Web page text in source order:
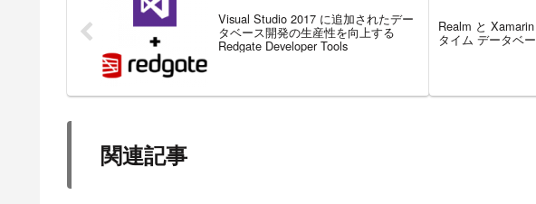
Visual Studio 2017 に追加されたデー
タベース開発の生産性を向上する
Redgate Developer Tools
Realm と
タイム データベ
関連記事